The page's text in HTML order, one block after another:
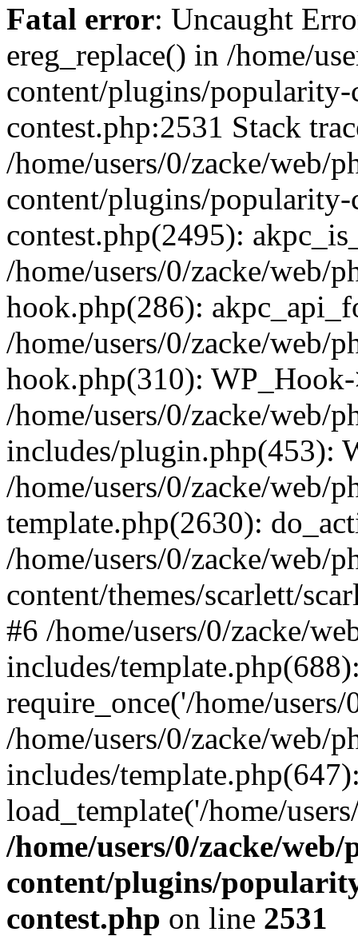
Fatal error: Uncaught
ereg_replace() in /home/
content/plugins/
contest.php:2531 Stack
/home/users/0/zacke/web/
content/plugins/
contest.php(2495):
/home/users/0/zacke/web/
hook.php(286):
/home/users/0/zacke/web/
hook.php(310):
/home/users/0/zacke/web/
includes/plugin.php(453):
/home/users/0/zacke/web/
template.php(2630):
/home/users/0/zacke/web/
content/themes/scarlett/
#6 /home/users/0/zacke/
includes/
require_once('/home/
/home/users/0/zacke/web/
includes/
load_template('/home/
/home/users/0/zacke/
content/plugins/
contest.php on line 2531